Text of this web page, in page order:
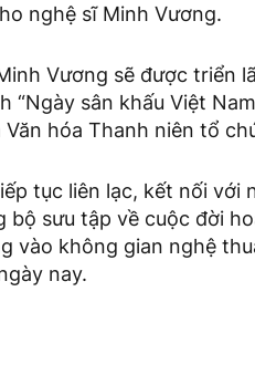
nghệ sĩ Minh Vương.
Vương sẽ được triển
sân khấu Việt
hóa Thanh niên tổ
tục liên lạc, kết nối với
sưu tập về cuộc đời
vào không gian nghệ
nay.